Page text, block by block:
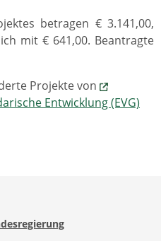
betragen € 3.141,00,
mit € 641,00. Beantragte
Projekte von
Entwicklung (EVG)